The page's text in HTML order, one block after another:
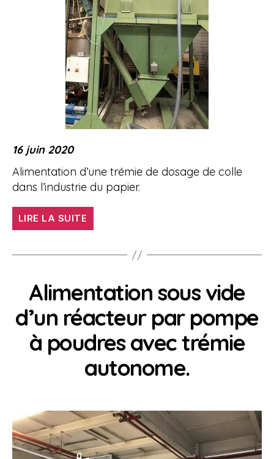
16 juin 2020
Alimentation d’une trémie de dosage de colle
dans l’industrie du papier.
LIRE LA SUITE
de
Alimentation sous vide
d’un réacteur par pompe
à poudres avec trémie
autonome.